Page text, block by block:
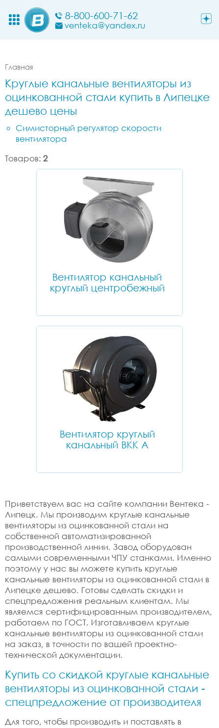
8-800-600-71-62
venteka@yandex.ru
Главная
Круглые канальные вентиляторы из
оцинкованной стали купить в Липецке
дешево цены
Симисторный регулятор скорости
вентилятора
Товаров: 2
Вентилятор канальный
круглый центробежный
Вентилятор круглый
канальный ВКК А
Приветствуем вас на сайте компании Вентека -
Липецк. Мы производим круглые канальные
вентиляторы из оцинкованной стали на
собственной автоматизированной
производственной линии. Завод оборудован
самыми современными ЧПУ станками. Именно
поэтому у нас вы можете купить круглые
канальные вентиляторы из оцинкованной стали в
Липецке дешево. Готовы сделать скидки и
спецпредложения реальным клиентам. Мы
являемся сертифицированным производителем,
работаем по ГОСТ. Изготавливаем круглые
канальные вентиляторы из оцинкованной стали
на заказ, в точности по вашей проектно-
технической документации.
Купить со скидкой круглые канальные
вентиляторы из оцинкованной стали -
спецпредложение от производителя
Для того, чтобы производить и поставлять в